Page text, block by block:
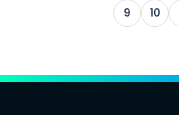
9 10